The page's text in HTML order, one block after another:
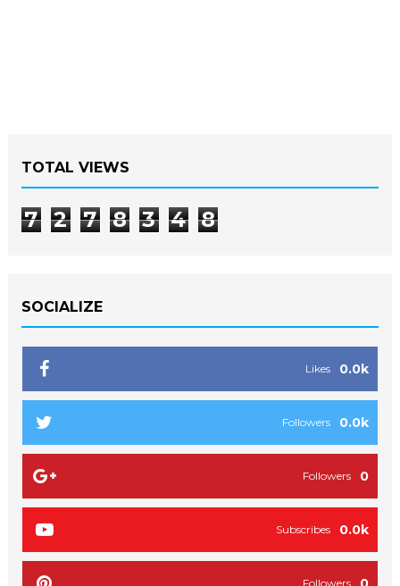
TOTAL VIEWS
7 2 7 8 3 4 8
SOCIALIZE
0.0k
Likes
0.0k
Followers
0
Followers
0.0k
Subscribes
Followers